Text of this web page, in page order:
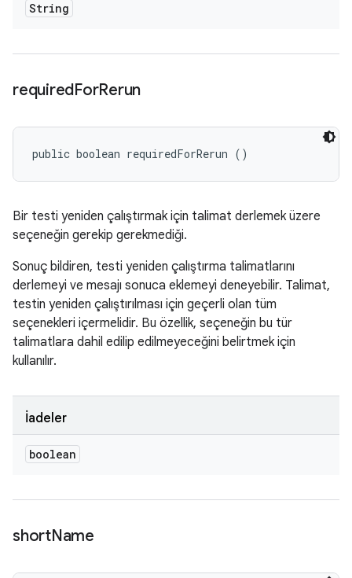
String
requiredForRerun
public boolean requiredForRerun ()
Bir testi yeniden çalıştırmak için talimat derlemek üzere
seçeneğin gerekip gerekmediği.
Sonuç bildiren, testi yeniden çalıştırma talimatlarını
derlemeyi ve mesajı sonuca eklemeyi deneyebilir. Talimat,
testin yeniden çalıştırılması için geçerli olan tüm
seçenekleri içermelidir. Bu özellik, seçeneğin bu tür
talimatlara dahil edilip edilmeyeceğini belirtmek için
kullanılır.
İadeler
boolean
shortName